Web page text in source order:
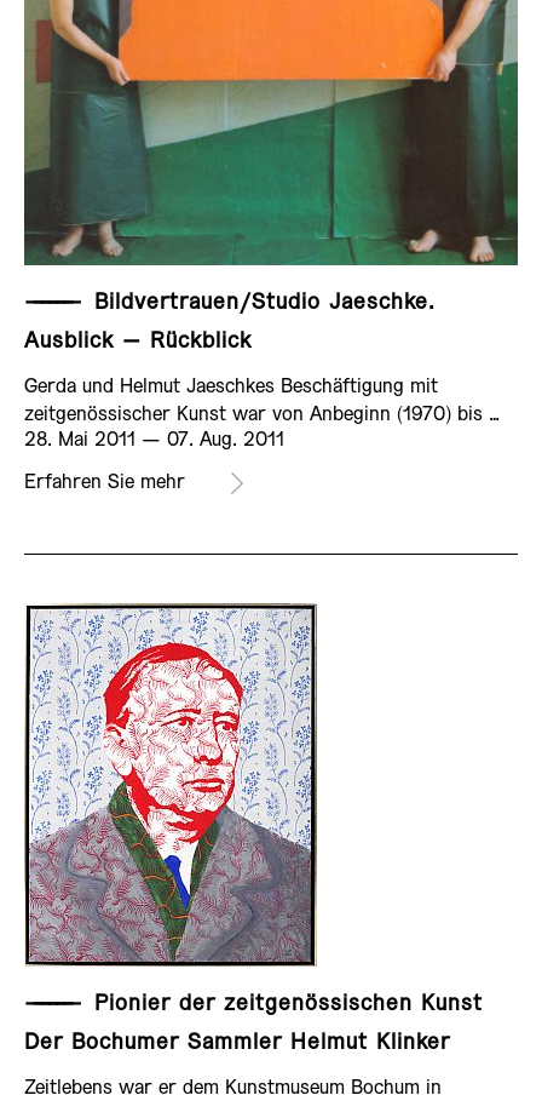
AUSSTELLUNG
——————
Bildvertrauen/Studio Jaeschke.
Ausblick – Rückblick
Gerda und Helmut Jaeschkes Beschäftigung mit
zeitgenössischer Kunst war von Anbeginn (1970) bis …
28. Mai 2011 ­— 07. Aug. 2011
Erfahren Sie mehr
——————
Pionier der zeitgenössischen Kunst
Der Bochumer Sammler Helmut Klinker
Zeitlebens war er dem Kunstmuseum Bochum in